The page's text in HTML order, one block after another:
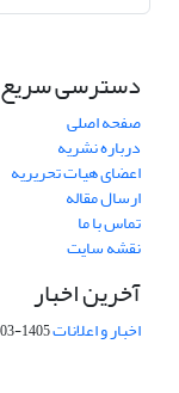
دسترسی سریع
صفحه اصلی
درباره نشریه
اعضای هیات تحریریه
ارسال مقاله
تماس با ما
نقشه سایت
آخرین اخبار
اخبار و اعلانات1405-03-30